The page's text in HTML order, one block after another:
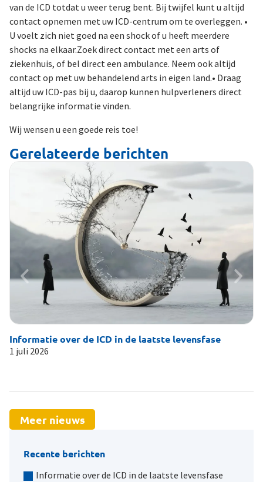
Recente berichten
Informatie over de ICD in de laatste levensfase
van de ICD totdat u weer terug bent. Bij twijfel kunt u altijd
contact opnemen met uw ICD-centrum om te overleggen. •
U voelt zich niet goed na een shock of u heeft meerdere
shocks na elkaar.Zoek direct contact met een arts of
ziekenhuis, of bel direct een ambulance. Neem ook altijd
contact op met uw behandelend arts in eigen land.• Draag
altijd uw ICD-pas bij u, daarop kunnen hulpverleners direct
belangrijke informatie vinden.
Wij wensen u een goede reis toe!
Gerelateerde berichten
Informatie over de ICD in de laatste levensfase
1 juli 2026
Meer nieuws